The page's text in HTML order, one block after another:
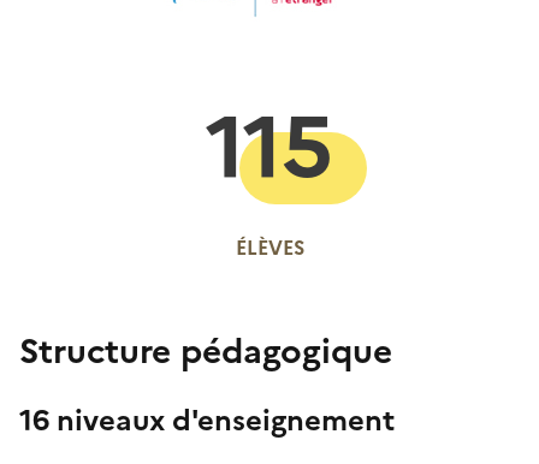
ÉLÈVES
115
Structure pédagogique
16 niveaux d'enseignement